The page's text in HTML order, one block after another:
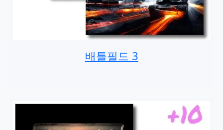
배틀필드 3